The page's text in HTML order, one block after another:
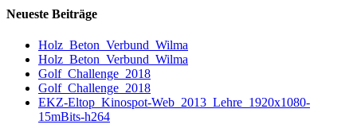
Neueste Beiträge
Holz_Beton_Verbund_Wilma
Holz_Beton_Verbund_Wilma
Golf_Challenge_2018
Golf_Challenge_2018
EKZ-Eltop_Kinospot-Web_2013_Lehre_1920x1080-
15mBits-h264